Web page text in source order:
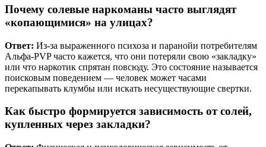
Почему солевые наркоманы часто выглядят
«копающимися» на улицах?
Ответ: Из-за выраженного психоза и паранойи потребителям
Альфа-PVP часто кажется, что они потеряли свою «закладку»
или что наркотик спрятан повсюду. Это состояние называется
поисковым поведением — человек может часами
перекапывать клумбы или искать несуществующие свертки.
Как быстро формируется зависимость от солей,
купленных через закладки?